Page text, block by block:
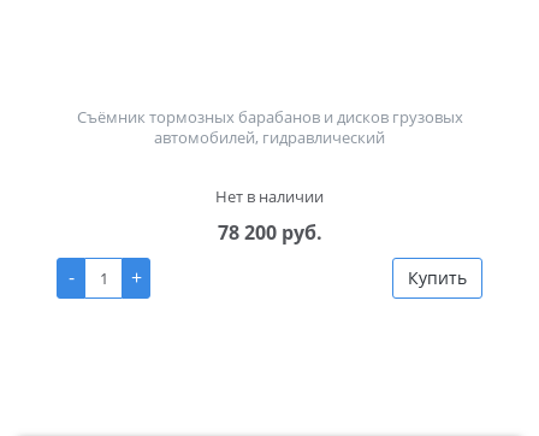
Съёмник тормозных барабанов и дисков грузовых
автомобилей, гидравлический
Нет в наличии
78 200 руб.
-
+ Купить